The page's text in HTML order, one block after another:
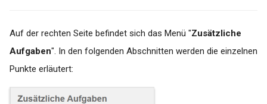
Auf der rechten Seite befindet sich das Menü "Zusätzliche
Aufgaben". In den folgenden Abschnitten werden die einzelnen
Punkte erläutert: